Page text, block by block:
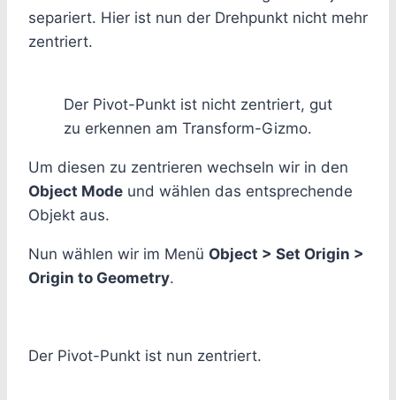
separiert. Hier ist nun der Drehpunkt nicht mehr
zentriert.
Der Pivot-Punkt ist nicht zentriert, gut
zu erkennen am Transform-Gizmo.
Um diesen zu zentrieren wechseln wir in den
Object Mode und wählen das entsprechende
Objekt aus.
Nun wählen wir im Menü Object > Set Origin >
Origin to Geometry.
Der Pivot-Punkt ist nun zentriert.